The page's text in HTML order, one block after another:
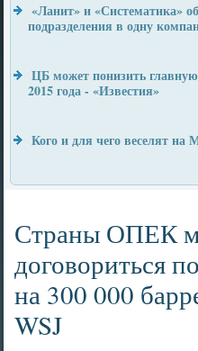
«Ланит» и «Систематика»
подразделения в одну
ЦБ может понизить
2015 года - «Известия»
Кого и для чего веселят
Страны ОПЕК
договориться
на 300 000
WSJ